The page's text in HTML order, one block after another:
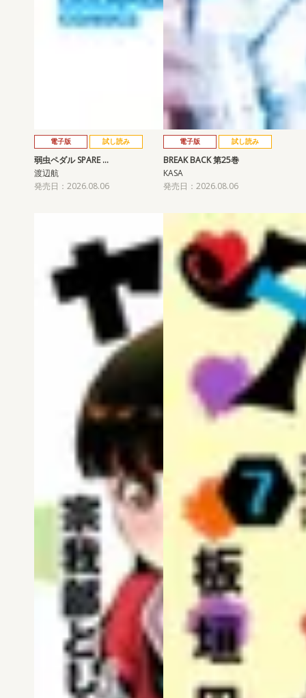
電子版 試し読み
弱虫ペダル SPARE …
渡辺航
発売日：2026.08.06
電子版 試し読み
BREAK BACK 第25巻
KASA
発売日：2026.08.06